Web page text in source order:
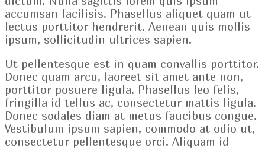
accumsan facilisis. Phasellus aliquet quam ut
lectus porttitor hendrerit. Aenean quis mollis
ipsum, sollicitudin ultrices sapien.
Ut pellentesque est in quam convallis porttitor.
Donec quam arcu, laoreet sit amet ante non,
porttitor posuere ligula. Phasellus leo felis,
fringilla id tellus ac, consectetur mattis ligula.
Donec sodales diam at metus faucibus congue.
Vestibulum ipsum sapien, commodo at odio ut,
consectetur pellentesque orci. Aliquam id